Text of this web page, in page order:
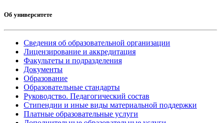
Об университете
Сведения об образовательной организации
Лицензирование и аккредитация
Факультеты и подразделения
Документы
Образование
Образовательные стандарты
Руководство. Педагогический состав
Стипендии и иные виды материальной поддержки
Платные образовательные услуги